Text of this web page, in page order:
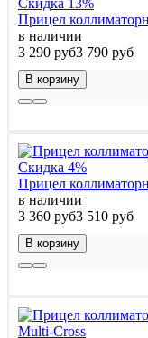
Прицел
в наличии
3 290 руб3 790 руб
В корзину
Скидка 4%
Прицел
в наличии
3 360 руб3 510 руб
В корзину